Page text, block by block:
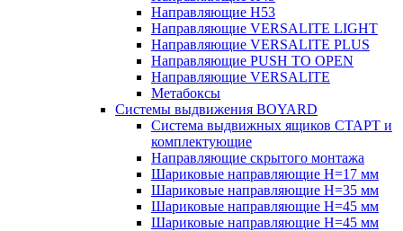
Направляющие H53
Направляющие VERSALITE LIGHT
Направляющие VERSALITE PLUS
Направляющие PUSH TO OPEN
Направляющие VERSALITE
Метабоксы
Системы выдвижения BOYARD
Система выдвижных ящиков СТАРТ и
комплектующие
Направляющие скрытого монтажа
Шариковые направляющие H=17 мм
Шариковые направляющие H=35 мм
Шариковые направляющие H=45 мм
Шариковые направляющие H=45 мм